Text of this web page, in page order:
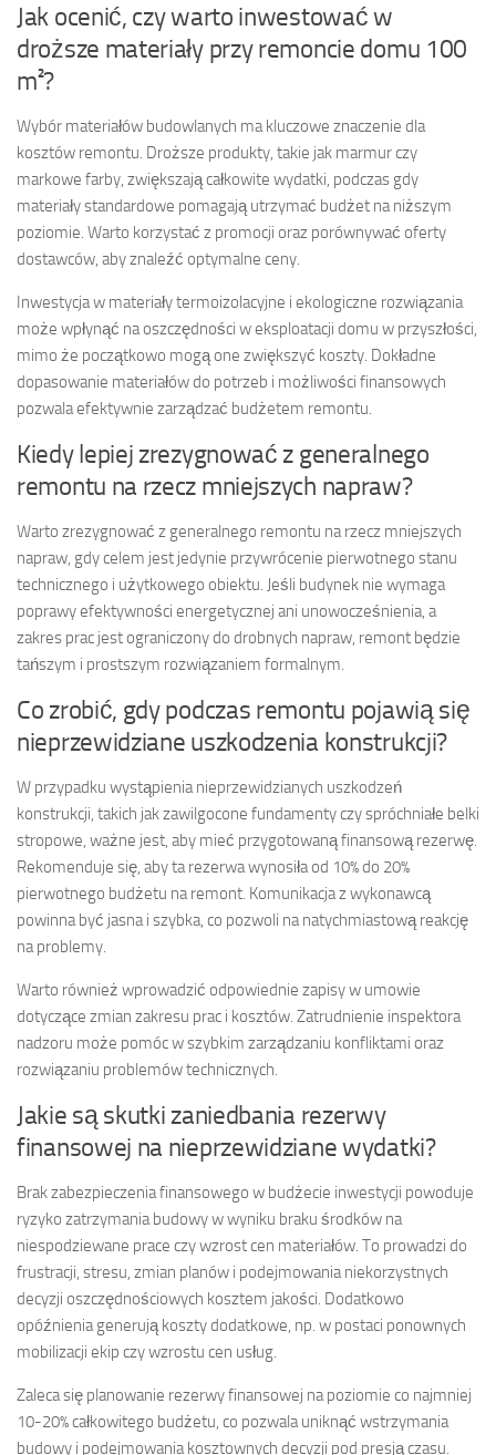
Jak ocenić, czy warto inwestować w
droższe materiały przy remoncie domu 100
m²?
Wybór materiałów budowlanych ma kluczowe znaczenie dla
kosztów remontu. Droższe produkty, takie jak marmur czy
markowe farby, zwiększają całkowite wydatki, podczas gdy
materiały standardowe pomagają utrzymać budżet na niższym
poziomie. Warto korzystać z promocji oraz porównywać oferty
dostawców, aby znaleźć optymalne ceny.
Inwestycja w materiały termoizolacyjne i ekologiczne rozwiązania
może wpłynąć na oszczędności w eksploatacji domu w przyszłości,
mimo że początkowo mogą one zwiększyć koszty. Dokładne
dopasowanie materiałów do potrzeb i możliwości finansowych
pozwala efektywnie zarządzać budżetem remontu.
Kiedy lepiej zrezygnować z generalnego
remontu na rzecz mniejszych napraw?
Warto zrezygnować z generalnego remontu na rzecz mniejszych
napraw, gdy celem jest jedynie przywrócenie pierwotnego stanu
technicznego i użytkowego obiektu. Jeśli budynek nie wymaga
poprawy efektywności energetycznej ani unowocześnienia, a
zakres prac jest ograniczony do drobnych napraw, remont będzie
tańszym i prostszym rozwiązaniem formalnym.
Co zrobić, gdy podczas remontu pojawią się
nieprzewidziane uszkodzenia konstrukcji?
W przypadku wystąpienia nieprzewidzianych uszkodzeń
konstrukcji, takich jak zawilgocone fundamenty czy spróchniałe belki
stropowe, ważne jest, aby mieć przygotowaną finansową rezerwę.
Rekomenduje się, aby ta rezerwa wynosiła od 10% do 20%
pierwotnego budżetu na remont. Komunikacja z wykonawcą
powinna być jasna i szybka, co pozwoli na natychmiastową reakcję
na problemy.
Warto również wprowadzić odpowiednie zapisy w umowie
dotyczące zmian zakresu prac i kosztów. Zatrudnienie inspektora
nadzoru może pomóc w szybkim zarządzaniu konfliktami oraz
rozwiązaniu problemów technicznych.
Jakie są skutki zaniedbania rezerwy
finansowej na nieprzewidziane wydatki?
Brak zabezpieczenia finansowego w budżecie inwestycji powoduje
ryzyko zatrzymania budowy w wyniku braku środków na
niespodziewane prace czy wzrost cen materiałów. To prowadzi do
frustracji, stresu, zmian planów i podejmowania niekorzystnych
decyzji oszczędnościowych kosztem jakości. Dodatkowo
opóźnienia generują koszty dodatkowe, np. w postaci ponownych
mobilizacji ekip czy wzrostu cen usług.
Zaleca się planowanie rezerwy finansowej na poziomie co najmniej
10-20% całkowitego budżetu, co pozwala uniknąć wstrzymania
budowy i podejmowania kosztownych decyzji pod presją czasu.